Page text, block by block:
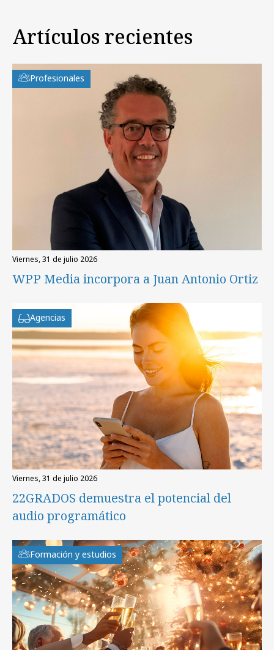
Artículos recientes
Profesionales
viernes, 31 de julio 2026
WPP Media incorpora a Juan Antonio Ortiz
Agencias
viernes, 31 de julio 2026
22GRADOS demuestra el potencial del
audio programático
Formación y estudios